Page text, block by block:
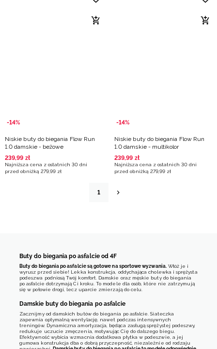
-14%
Niskie buty do biegania Flow Run
1.0 damskie - beżowe
239,99 zł
Najniższa cena z ostatnich 30 dni
przed obniżką 279,99 zł
-14%
Niskie buty do biegania Flow Run
1.0 damskie - multikolor
239,99 zł
Najniższa cena z ostatnich 30 dni
przed obniżką 279,99 zł
1
Buty do biegania po asfalcie od 4F
Buty do biegania po asfalcie są gotowe na sportowe wyzwania.Włóż je i
wyrusz przed siebie! Lekka konstrukcja, oddychająca cholewka i sprężysta
podeszwa podniosą Twój komfort. Damskie oraz męskie buty do biegania
po asfalcie dotrzymają Ci kroku. To modele dla osób, które nie zatrzymują
się w połowie drogi, lecz uparcie zmierzają do celu.
Damskie buty do biegania po asfalcie
Zacznijmy od damskich butów do biegania po asfalcie. Siateczka
zapewnia optymalną wentylację, nawet podczas intensywnych
treningów. Dynamiczna amortyzacja, będąca zasługą sprężystej podeszwy,
redukuje uczucie zmęczenia, motywując Cię do dalszego biegu.
Efektywność wybicia wzmacnia dodatkowa płytka w podeszwie, a jej
gumowa konstrukcja dba o dobrą przyczepność, niezależnie od rodzaju